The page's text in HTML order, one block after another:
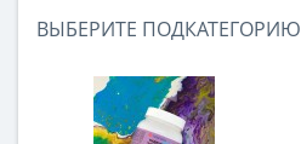
ВЫБЕРИТЕ ПОДКАТЕГОРИЮ